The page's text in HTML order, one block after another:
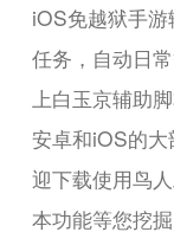
iOS免越狱手
任务，自动日
上白玉京辅助
安卓和iOS的
迎下载使用鸟
本功能等您挖掘